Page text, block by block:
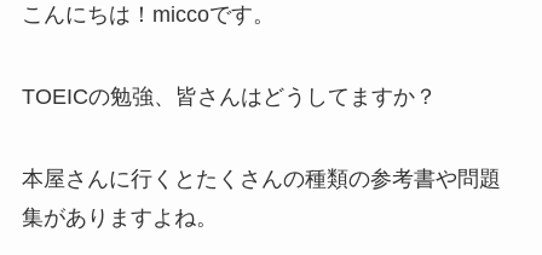
こんにちは！miccoです。
TOEICの勉強、皆さんはどうしてますか？
本屋さんに行くとたくさんの種類の参考書や問題
集がありますよね。